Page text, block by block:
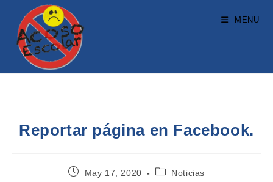
MENU
Reportar página en Facebook.
May 17, 2020 Noticias